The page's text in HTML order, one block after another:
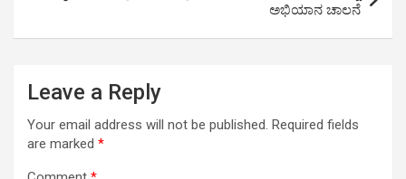
ಅಭಿಯಾನ ಚಾಲನೆ
Leave a Reply
Your email address will not be published. Required fields
are marked *